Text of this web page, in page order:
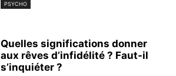
PSYCHO
Quelles significations donner
aux rêves d’infidélité ? Faut-il
s’inquiéter ?